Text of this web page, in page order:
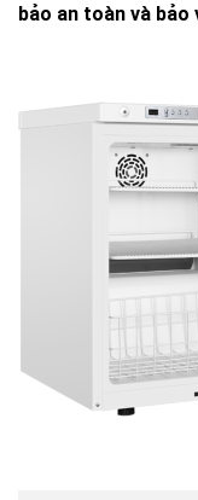
bảo an toàn và bảo